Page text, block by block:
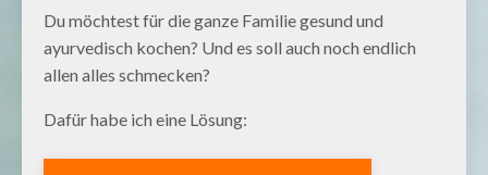
Du möchtest für die ganze Familie gesund und
ayurvedisch kochen? Und es soll auch noch endlich
allen alles schmecken?
Dafür habe ich eine Lösung: